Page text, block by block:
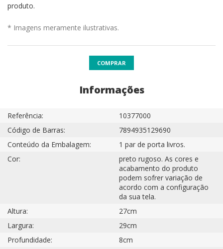
produto.
* Imagens meramente ilustrativas.
COMPRAR
Informações
Referência:
10377000
Código de Barras:
7894935129690
Conteúdo da Embalagem:
1 par de porta livros.
Cor:
preto rugoso. As cores e
acabamento do produto
podem sofrer variação de
acordo com a configuração
da sua tela.
Altura:
27cm
Largura:
29cm
Profundidade:
8cm